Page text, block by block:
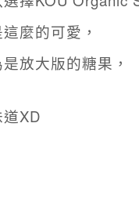
麼的可愛，
放大版的糖果，
XD